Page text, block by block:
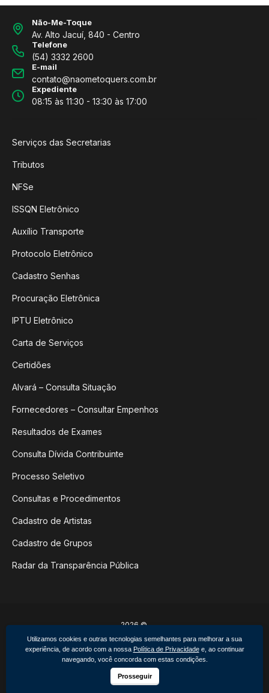
Não-Me-Toque
Av. Alto Jacuí, 840 - Centro
Telefone
(54) 3332 2600
E-mail
contato@naometoquers.com.br
Expediente
08:15 às 11:30 - 13:30 às 17:00
Serviços das Secretarias
Tributos
NFSe
ISSQN Eletrônico
Auxílio Transporte
Protocolo Eletrônico
Cadastro Senhas
Procuração Eletrônica
IPTU Eletrônico
Carta de Serviços
Certidões
Alvará – Consulta Situação
Fornecedores – Consultar Empenhos
Resultados de Exames
Consulta Dívida Contribuinte
Processo Seletivo
Consultas e Procedimentos
Cadastro de Artistas
Cadastro de Grupos
Radar da Transparência Pública
2026 ©
Todos os direitos reservados.
Feito por upside.rs
FacebookInstagram
Utilizamos cookies e outras tecnologias semelhantes para melhorar a sua
experiência, de acordo com a nossa Política de Privacidadee, ao continuar
navegando, você concorda com estas condições.
Prosseguir